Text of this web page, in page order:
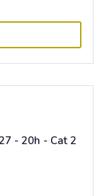
- 20h - Cat 2